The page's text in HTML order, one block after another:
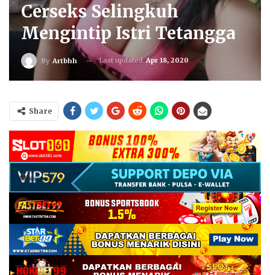
Cerseks Selingkuh
Mengintip Istri Tetangga
By Artbhh Last updatedApr 18, 2020
Share